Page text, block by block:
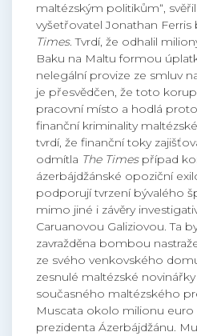
maltézským politikům“,
vyšetřovatel Jonathan
Times. Tvrdí, že odhalil
Baku na Maltu formou
nelegální provize ze smluv
je přesvědčen, že toto
pracovní místo a hodlá
finanční kriminality
tvrdí, že finanční toky
odmítla The Timespřípad
ázerbájdžánské opoziční
podporují tvrzení bývalého
mimo jiné i závěry
Caruanovou Galiziovou. Ta
zavražděna bombou
ze svého venkovského
zesnulé maltézské
současného maltézského
Muscata okolo milionu euro
prezidenta Ázerbájdžánu.